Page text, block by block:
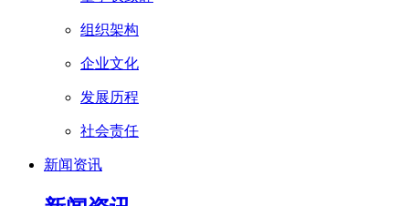
组织架构
企业文化
发展历程
社会责任
新闻资讯